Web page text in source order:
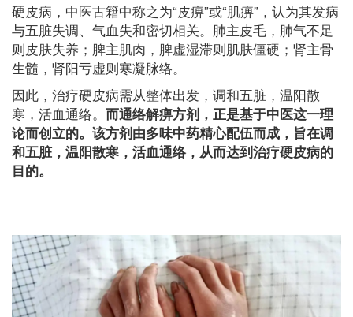
硬皮病，中医古籍中称之为“皮痹”或“肌痹”，认为其发病
与五脏失调、气血失和密切相关。肺主皮毛，肺气不足
则皮肤失养；脾主肌肉，脾虚湿滞则肌肤僵硬；肾主骨
生髓，肾阳亏虚则寒凝脉络。
因此，治疗硬皮病需从整体出发，调和五脏，温阳散
寒，活血通络。 而通络解痹方剂，正是基于中医这一理
论而创立的。该方剂由多味中药精心配伍而成，旨在调
和五脏，温阳散寒，活血通络，从而达到治疗硬皮病的
目的。